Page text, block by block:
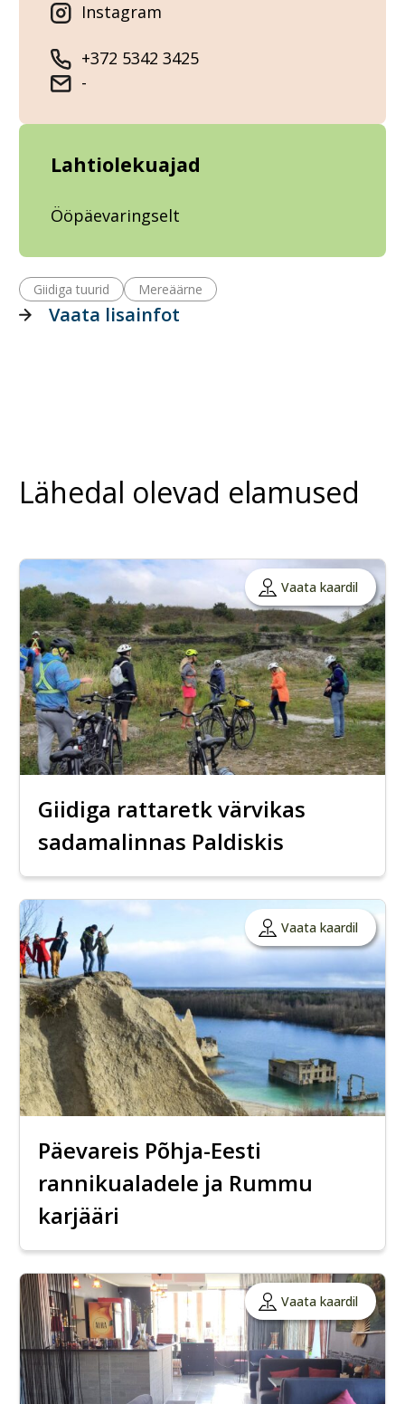
Instagram
+372 5342 3425
-
Lahtiolekuajad
Ööpäevaringselt
Giidiga tuurid Mereäärne
Vaata lisainfot
Lähedal olevad elamused
Vaata kaardil
Giidiga rattaretk värvikas
sadamalinnas Paldiskis
Vaata kaardil
Päevareis Põhja-Eesti
rannikualadele ja Rummu
karjääri
Vaata kaardil